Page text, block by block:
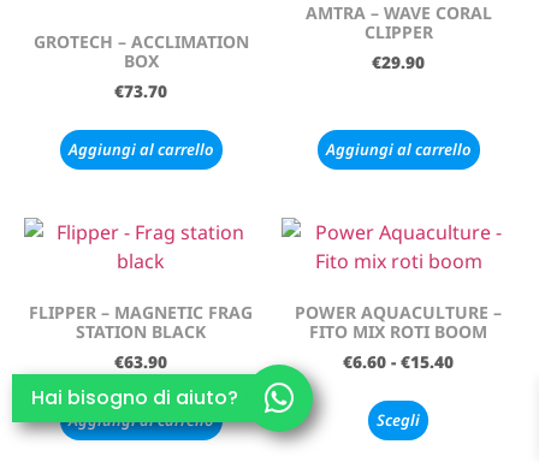
GROTECH – ACCLIMATION
BOX
€73.70
Aggiungi al carrello
AMTRA – WAVE CORAL
CLIPPER
€29.90
Aggiungi al carrello
FLIPPER – MAGNETIC FRAG
STATION BLACK
€63.90
Aggiungi al carrello
POWER AQUACULTURE –
FITO MIX ROTI BOOM
€6.60 - €15.40
Scegli
Hai bisogno di aiuto?